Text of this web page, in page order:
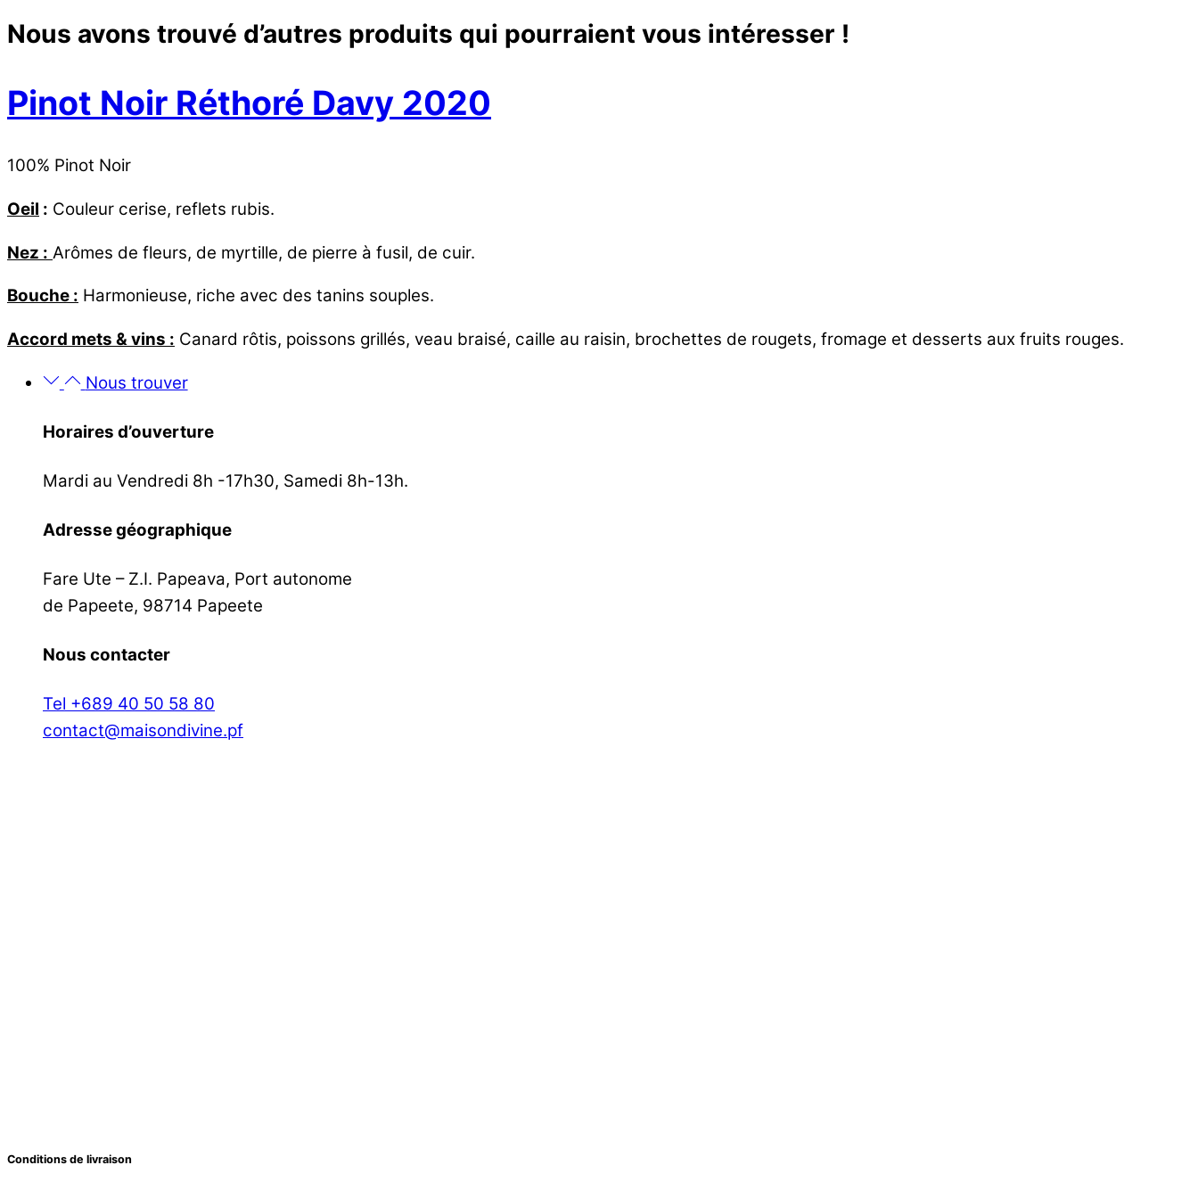
Nous avons trouvé d’autres produits qui pourraient vous intéresser !
Pinot Noir Réthoré Davy 2020
100% Pinot Noir
Oeil : Couleur cerise, reflets rubis.
Nez : Arômes de fleurs, de myrtille, de pierre à fusil, de cuir.
Bouche : Harmonieuse, riche avec des tanins souples.
Accord mets & vins : Canard rôtis, poissons grillés, veau braisé, caille au raisin, brochettes de rougets, fromage et desserts aux fruits rouges.
Nous trouver
Horaires d’ouverture
Mardi au Vendredi 8h -17h30, Samedi 8h-13h.
Adresse géographique
Fare Ute – Z.I. Papeava, Port autonome
de Papeete, 98714 Papeete
Nous contacter
Tel +689 40 50 58 80
contact@maisondivine.pf
Conditions de livraison